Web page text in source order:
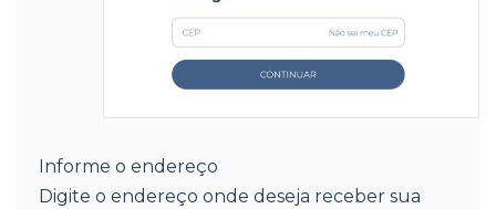
Informe o endereço
Digite o endereço onde deseja receber sua